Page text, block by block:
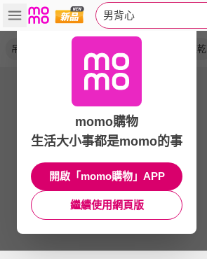
男背心
吊嘎 速乾
momo購物
生活大小事都是momo的事
開啟「momo購物」APP
繼續使用網頁版